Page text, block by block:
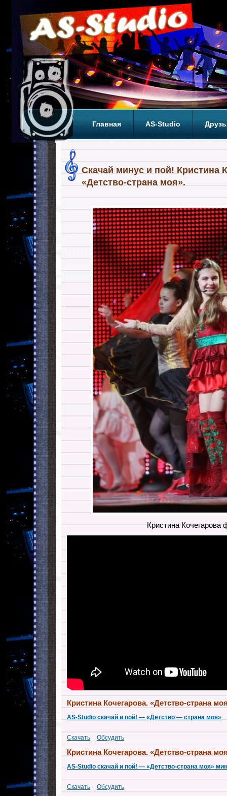
Главная AS-Studio
Скачай минус и пой! Кристина
«Детство-страна моя».
Кристина Кочегарова
Кристина Кочегарова. «Детство-страна
AS-Studio скачай и пой! — «Детство — страна моя»
Скачать Обсудить
Кристина Кочегарова. «Детство-страна
AS-Studio скачай и пой! — «Детство-страна моя»
Скачать Обсудить